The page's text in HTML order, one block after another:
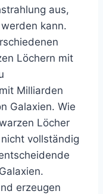
aus,
kann.
Löchern mit
Milliarden
Galaxien. Wie
Löcher
vollständig
erzeugen